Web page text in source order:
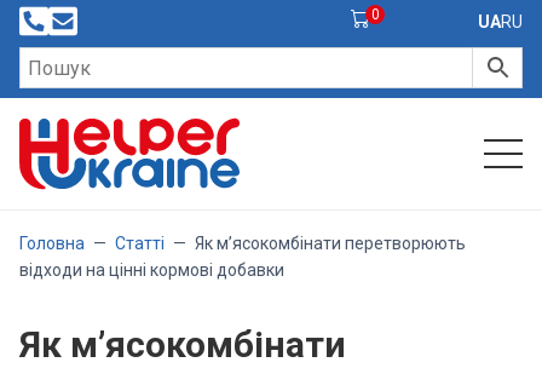
0 UARU
Головна — Статті — Як м’ясокомбінати перетворюють
відходи на цінні кормові добавки
Як м’ясокомбінати